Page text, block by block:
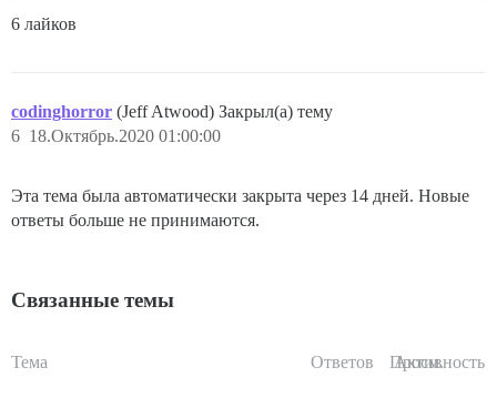
6 лайков
codinghorror (Jeff Atwood) Закрыл(а) тему
18.Октябрь.2020 01:00:00
6
Эта тема была автоматически закрыта через 14 дней. Новые
ответы больше не принимаются.
Связанные темы
Тема Ответов Просм.
Активность